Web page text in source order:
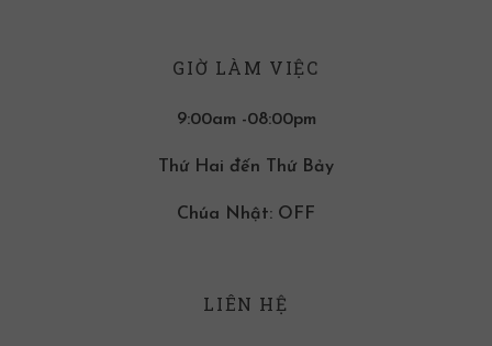
GIỜ LÀM VIỆC
9:00am -08:00pm
Thứ Hai đến Thứ Bảy
Chúa Nhật: OFF
LIÊN HỆ